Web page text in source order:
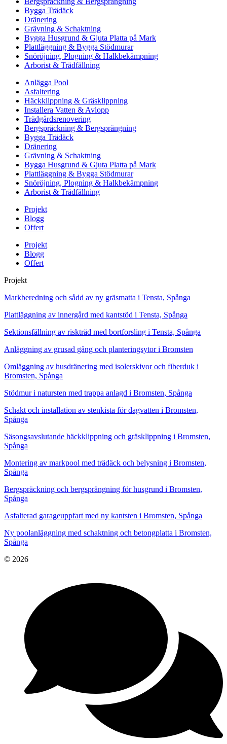
Bygga Trädäck
Dränering
Grävning & Schaktning
Bygga Husgrund & Gjuta Platta på Mark
Plattläggning & Bygga Stödmurar
Snöröjning, Plogning & Halkbekämpning
Arborist & Trädfällning
Anlägga Pool
Asfaltering
Häckklippning & Gräsklippning
Installera Vatten & Avlopp
Trädgårdsrenovering
Bergspräckning & Bergsprängning
Bygga Trädäck
Dränering
Grävning & Schaktning
Bygga Husgrund & Gjuta Platta på Mark
Plattläggning & Bygga Stödmurar
Snöröjning, Plogning & Halkbekämpning
Arborist & Trädfällning
Projekt
Blogg
Offert
Projekt
Blogg
Offert
Projekt
Markberedning och sådd av ny gräsmatta i Tensta, Spånga
Plattläggning av innergård med kantstöd i Tensta, Spånga
Sektionsfällning av riskträd med bortforsling i Tensta, Spånga
Anläggning av grusad gång och planteringsytor i Bromsten
Omläggning av husdränering med isolerskivor och fiberduk i
Bromsten, Spånga
Stödmur i natursten med trappa anlagd i Bromsten, Spånga
Schakt och installation av stenkista för dagvatten i Bromsten,
Spånga
Säsongsavslutande häckklippning och gräsklippning i Bromsten,
Spånga
Montering av markpool med trädäck och belysning i Bromsten,
Spånga
Bergspräckning och bergsprängning för husgrund i Bromsten,
Spånga
Asfalterad garageuppfart med ny kantsten i Bromsten, Spånga
Ny poolanläggning med schaktning och betongplatta i Bromsten,
Spånga
© 2026